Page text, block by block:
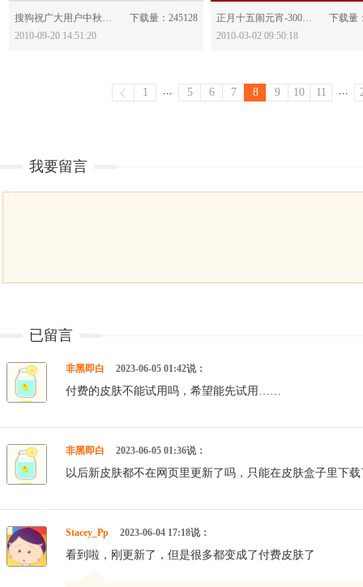
分享：
搜狗祝广大用户中秋快乐-345993
下载量：245128
2010-09-20 14:51:20
分享：
正月十五闹元宵-300870
下载量
2010-03-02 09:50:18
1 ... 5 6 7 8 9 10 11 ...
我要留言
已留言
非黑即白 2023-06-05 01:42说：
付费的皮肤不能试用吗，希望能先试用……
非黑即白 2023-06-05 01:36说：
以后新皮肤都不在网页里更新了吗，只能在皮肤盒子里下
Stacey_Pp 2023-06-04 17:18说：
看到啦，刚更新了，但是很多都变成了付费皮肤了